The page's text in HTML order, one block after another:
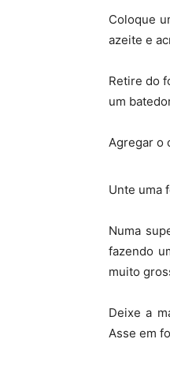
Coloque
azeite e
Retire do
um
Agregar o
Unte uma
Numa
fazendo
muito
Deixe a
Asse em